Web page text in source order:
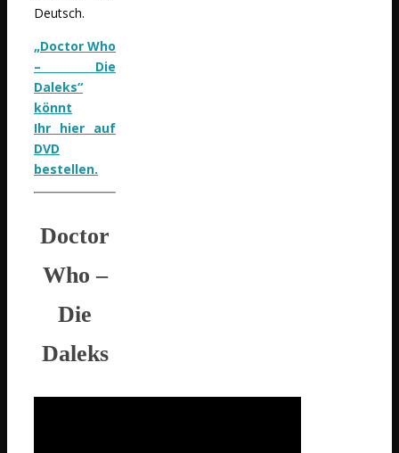
Deutsch.
„Doctor Who
– Die
Daleks“
könnt
Ihr hier auf
DVD
bestellen.
Doctor
Who –
Die
Daleks